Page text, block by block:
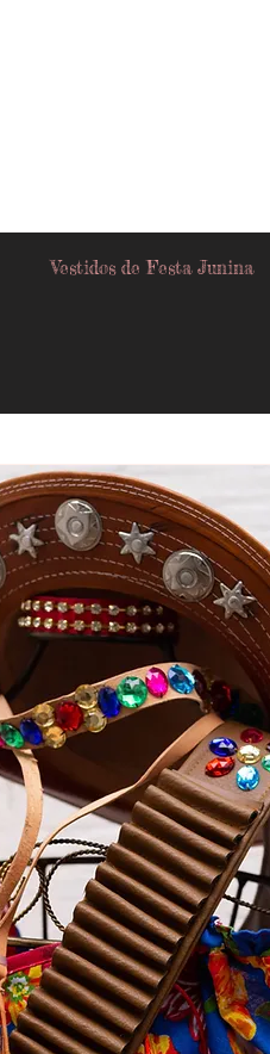
Vestidos de Festa Junina